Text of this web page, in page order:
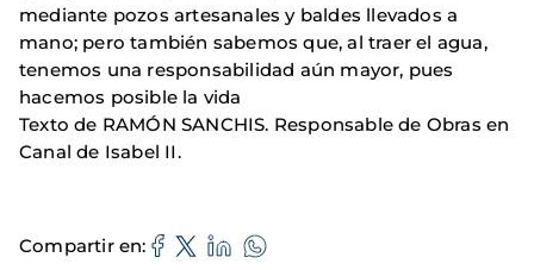
mediante pozos artesanales y baldes llevados a
mano; pero también sabemos que, al traer el agua,
tenemos una responsabilidad aún mayor, pues
hacemos posible la vida
Texto de RAMÓN SANCHIS. Responsable de Obras en
Canal de Isabel II.
Compartir en